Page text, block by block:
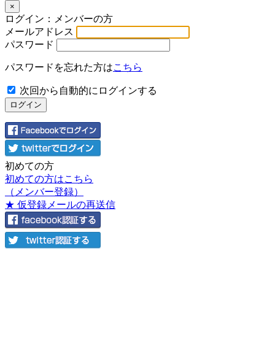
×
ログイン：メンバーの方
メールアドレス
パスワード
パスワードを忘れた方はこちら
次回から自動的にログインする
初めての方
初めての方はこちら
（メンバー登録）
★ 仮登録メールの再送信